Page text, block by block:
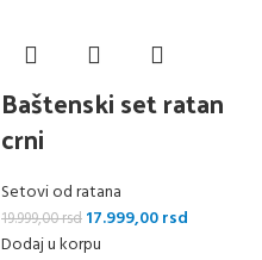
Baštenski set ratan
crni
Setovi od ratana
19.999,00rsd 17.999,00rsd
Dodaj u korpu